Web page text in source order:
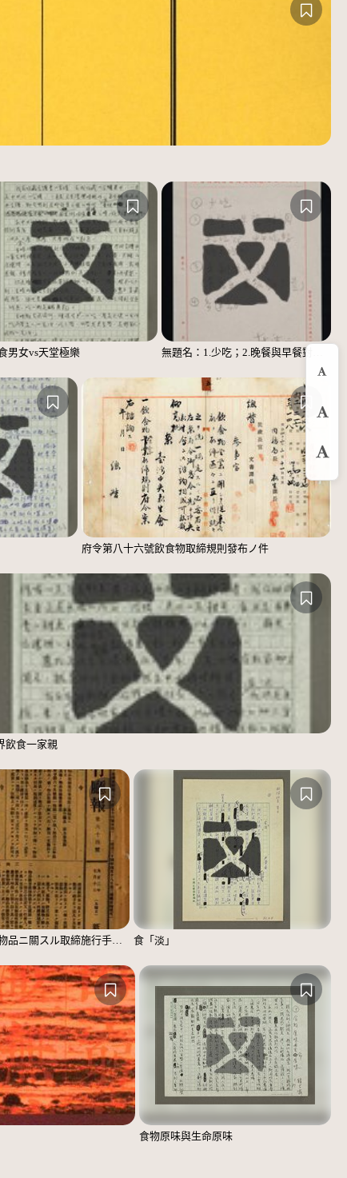
男女vs天堂極樂
府令第八十六號飲食物取締規則發布ノ件
飲食一家親
飲食物其ノ他ノ物品ニ關スル取締施行手續（新竹廳訓令第二十號） 食「淡」
食物原味與生命原味
放